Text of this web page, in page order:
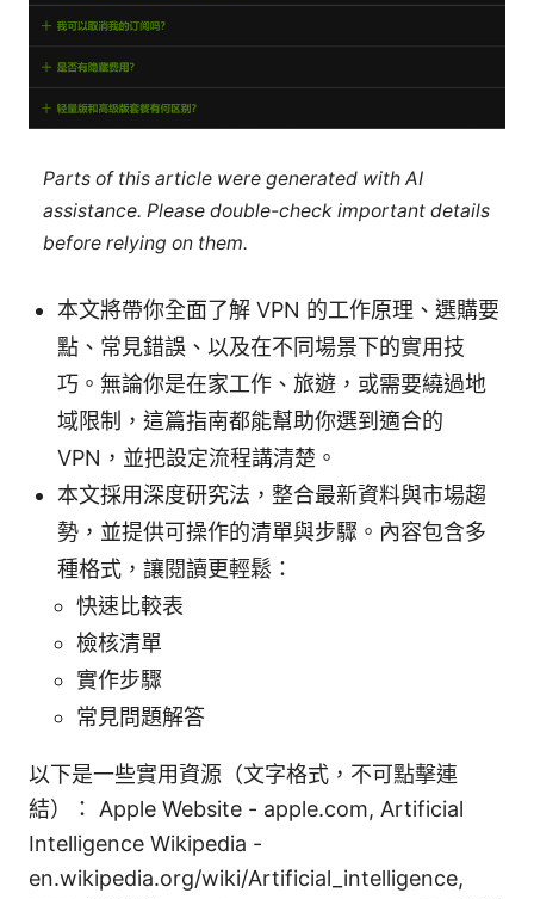
Parts of this article were generated with AI
assistance. Please double-check important details
before relying on them.
本文將帶你全面了解 VPN 的工作原理、選購要
點、常見錯誤、以及在不同場景下的實用技
巧。無論你是在家工作、旅遊，或需要繞過地
域限制，這篇指南都能幫助你選到適合的
VPN，並把設定流程講清楚。
本文採用深度研究法，整合最新資料與市場趨
勢，並提供可操作的清單與步驟。內容包含多
種格式，讓閱讀更輕鬆：
快速比較表
檢核清單
實作步驟
常見問題解答
以下是一些實用資源（文字格式，不可點擊連
結）： Apple Website - apple.com, Artificial
Intelligence Wikipedia -
en.wikipedia.org/wiki/Artificial_intelligence,